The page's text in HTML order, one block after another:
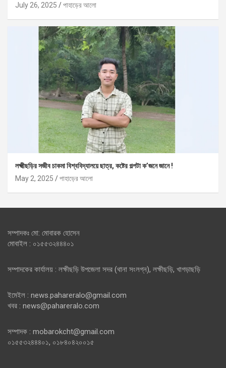
July 26, 2025
পাহাড়ের আলো
লক্ষ্মীছড়ির সজীব চাকমা বিশ্ববিদ্যালয়ে ছাত্র, কষ্টের গল্পটা ক’জনে জানে !
May 2, 2025
পাহাড়ের আলো
সম্পাদকঃ মো: মোবারক হোসেন
মোবাইল : ০১৫৫৩২৪৪৪০১
সম্পাদকের কার্যালয় : লক্ষীছড়ি উপজেলা সদর (থানা সংলগ্ন), লক্ষীছড়ি, খাগড়াছড়ি
ইমেইল : news.pahareralo@gmail.com
খবর : news@pahareralo.com
সম্পাদক : mobarokcht@gmail.com
০১৫৫৩২৪৪৪০১, ০১৮৪০৪২০০১৫